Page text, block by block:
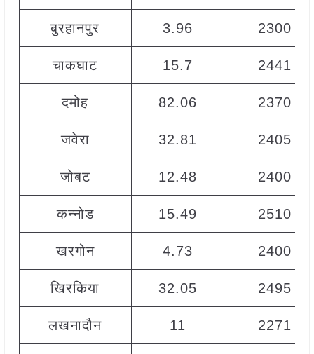
बुरहानपुर 3.96 2300
चाकघाट 15.7 2441
दमोह 82.06 2370
जवेरा 32.81 2405
जोबट 12.48 2400
कन्नोड 15.49 2510
खरगोन 4.73 2400
खिरकिया 32.05 2495
लखनादौन 11 2271